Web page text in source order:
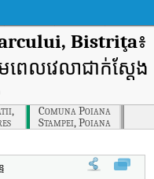
Bistriţa៖
លវេលាជាក់ស្តែង
Comuna Poiana
Stampei, Poiana
Stampei
ស្សន៍គុណភាពខ្យល់តាមពេលវេលាពិតរប